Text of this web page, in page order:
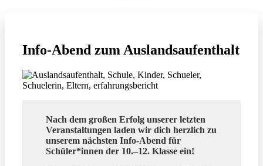
Info-Abend zum Auslandsaufenthalt
Nach dem großen Erfolg unserer letzten
Veranstaltungen laden wir dich herzlich zu
unserem nächsten Info-Abend für
Schüler*innen der 10.–12. Klasse ein!